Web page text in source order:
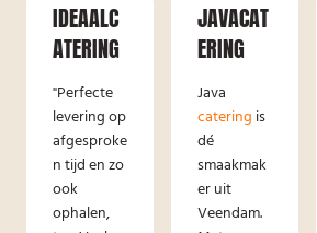
IDEAALC
ATERING
"Perfecte
levering op
afgesproke
n tijd en zo
ook
ophalen,
JAVACAT
ERING
Java
catering is
dé
smaakmak
er uit
Veendam.